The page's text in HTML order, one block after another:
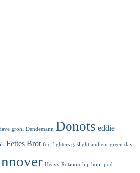
grohl Dendemann Donots eddie
Fettes Brot foo fighters gaslight anthem green day
Heavy Rotation hip hop ipod